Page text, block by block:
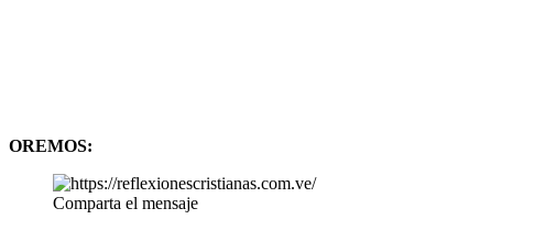
OREMOS:
Comparta el mensaje